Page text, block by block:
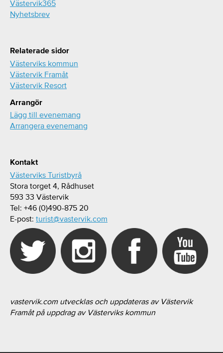
Västervik365
Nyhetsbrev
Relaterade sidor
Västerviks kommun
Västervik Framåt
Västervik Resort
Arrangör
Lägg till evenemang
Arrangera evenemang
Kontakt
Västerviks Turistbyrå
Stora torget 4, Rådhuset
593 33 Västervik
Tel: +46 (0)490-875 20
E-post: turist@vastervik.com
vastervik.com utvecklas och uppdateras av Västervik
Framåt på uppdrag av Västerviks kommun